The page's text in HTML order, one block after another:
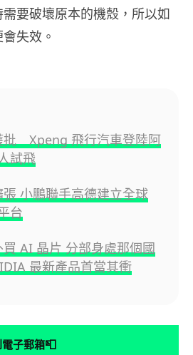
要破壞原本的機殼，所以如
失效。
批 Xpeng 飛行汽車登陸阿
試飛
小鵬聯手高德建立全球
台
AI 晶片 分部身處那個國
最新產品首當其衝
子郵箱📮